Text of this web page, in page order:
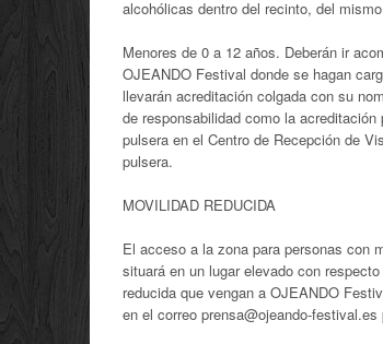
alcohólicas dentro del recinto, del
Menores de 0 a 12 años. Deberán ir
OJEANDO Festival donde se hagan
llevarán acreditación colgada con su
de responsabilidad como la
pulsera en el Centro de Recepción de
pulsera.
MOVILIDAD REDUCIDA
El acceso a la zona para personas con
situará en un lugar elevado con
reducida que vengan a OJEANDO
en el correo prensa@ojeando-